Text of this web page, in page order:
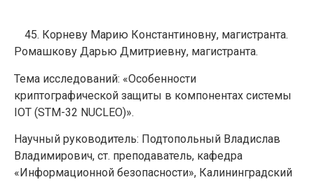
Корневу Марию Константиновну, магистранта.
Ромашкову Дарью Дмитриевну, магистранта.
Тема исследований: «Особенности
криптографической защиты в компонентах системы
IOT (STM-32 NUCLEO)».
Научный руководитель: Подтопольный Владислав
Владимирович, ст. преподаватель, кафедра
«Информационной безопасности», Калининградский